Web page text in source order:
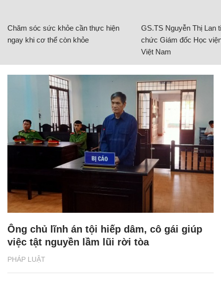
Chăm sóc sức khỏe cần thực hiện
ngay khi cơ thể còn khỏe
GS.TS Nguyễn Thị Lan
chức Giám đốc Học
Việt Nam
PHÁP LUẬT
Ông chủ lĩnh án tội hiếp dâm, cô gái giúp
việc tật nguyền lầm lũi rời tòa